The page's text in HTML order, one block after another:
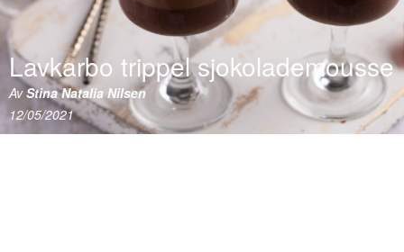
Lavkarbo trippel sjokolademousse
AvStina Natalia Nilsen
12/05/2021